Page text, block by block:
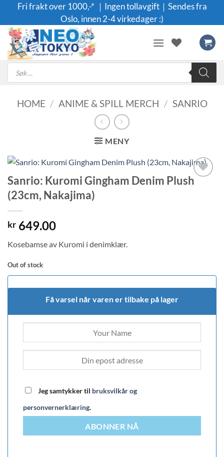
content
Fri frakt over 1000,-* ｜Ingen tollavgift｜Sendes fra
Oslo, innen 2-4 virkedager :)
Products
search
HOME / ANIME & SPILL MERCH / SANRIO
MENY
Legg til i
Sanrio: Kuromi Gingham Denim Plush
(23cm, Nakajima)
kr 649.00
Kosebamse av Kuromi i denimklær.
Out of stock
Få varsel når varen er tilbake på lager
Jeg samtykker til bruksvilkår og
personvernerklæring.
ABONNER NÅ